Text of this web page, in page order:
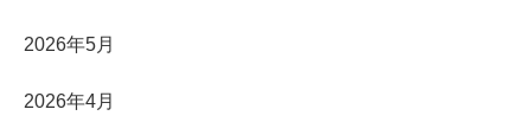
2026年5月
2026年4月